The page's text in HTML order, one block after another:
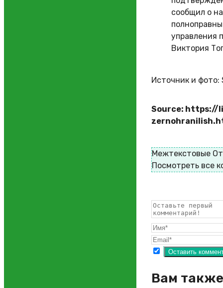
сообщил о
управления
Виктория
Источник и фото:
Source: https://
Межтекстовые
Посмотреть все
Вам